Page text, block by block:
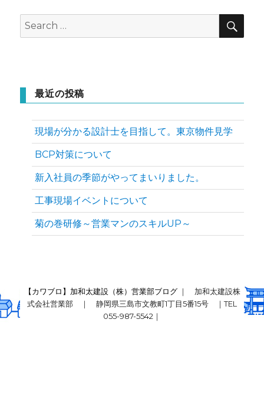
Search
for:
最近の投稿
現場が分かる設計士を目指して。東京物件見学
BCP対策について
新入社員の季節がやってまいりました。
工事現場イベントについて
菊の巻研修～営業マンのスキルUP～
【カワブロ】加和太建設（株）営業部ブログ｜ 加和太建設株
式会社営業部 ｜ 静岡県三島市文教町1丁目5番15号 ｜TEL
055-987-5542｜